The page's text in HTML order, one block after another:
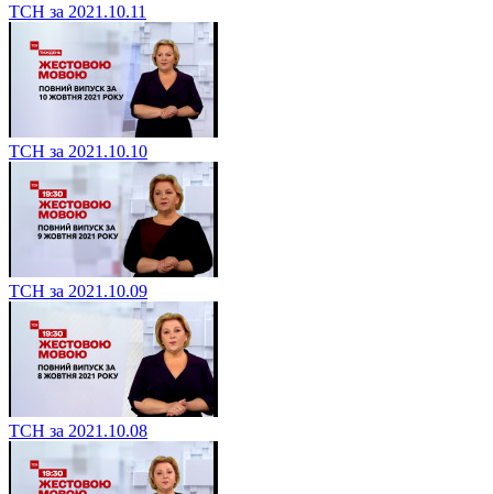
ТСН за 2021.10.11
ТСН за 2021.10.10
ТСН за 2021.10.09
ТСН за 2021.10.08